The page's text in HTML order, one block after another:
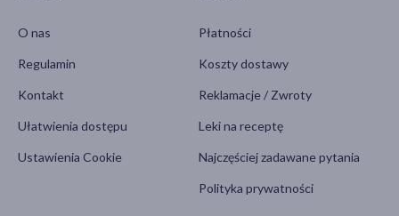
O nas
Regulamin
Kontakt
Ułatwienia dostępu
Ustawienia Cookie
Płatności
Koszty dostawy
Reklamacje / Zwroty
Leki na receptę
Najczęściej zadawane pytania
Polityka prywatności